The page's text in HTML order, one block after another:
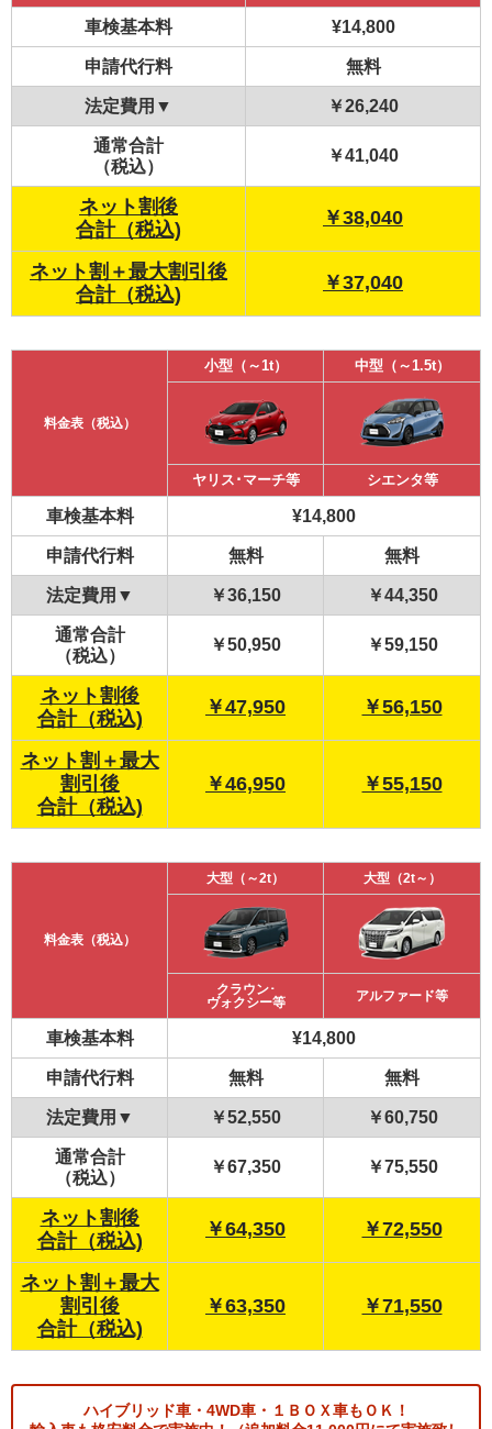
車検基本料 ¥14,800
申請代行料 無料
法定費用▼ ￥26,240
通常合計
（税込）
￥41,040
ネット割後
合計（税込)
￥38,040
ネット割＋最大割引後
合計（税込)
￥37,040
料金表（税込）
小型（～1t） 中型（～1.5t）
ヤリス･マーチ等 シエンタ等
車検基本料 ¥14,800
申請代行料 無料 無料
法定費用▼ ￥36,150 ￥44,350
通常合計
（税込）
￥50,950 ￥59,150
ネット割後
合計（税込)
￥47,950 ￥56,150
ネット割＋最大
割引後
合計（税込)
￥46,950 ￥55,150
料金表（税込）
大型（～2t） 大型（2t～）
クラウン･
ヴォクシー等
アルファード等
車検基本料 ¥14,800
申請代行料 無料 無料
法定費用▼ ￥52,550 ￥60,750
通常合計
（税込）
￥67,350 ￥75,550
ネット割後
合計（税込)
￥64,350 ￥72,550
ネット割＋最大
割引後
合計（税込)
￥63,350 ￥71,550
ハイブリッド車・4WD車・１ＢＯＸ車もＯＫ！